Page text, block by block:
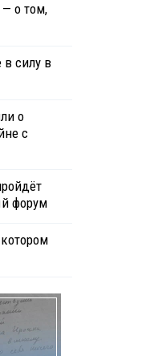
о том,
силу в
о
с
форум